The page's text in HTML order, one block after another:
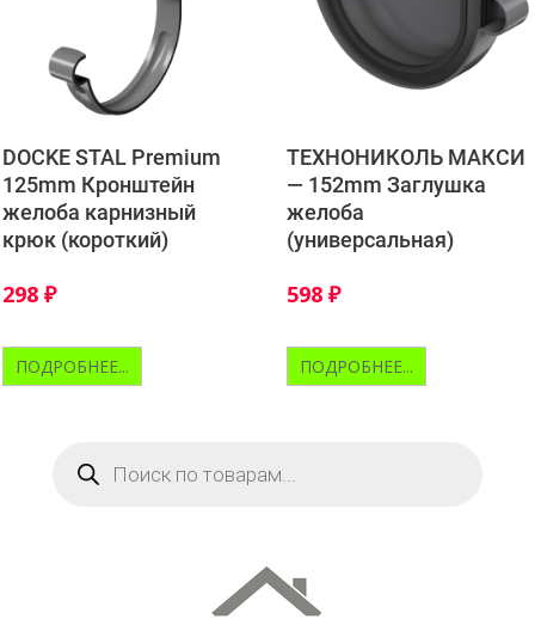
DOCKE STAL Premium
125mm Кронштейн
желоба карнизный
крюк (короткий)
298 ₽
ПОДРОБНЕЕ...
ТЕХНОНИКОЛЬ МАКСИ
— 152mm Заглушка
желоба
(универсальная)
598 ₽
ПОДРОБНЕЕ...
товаров